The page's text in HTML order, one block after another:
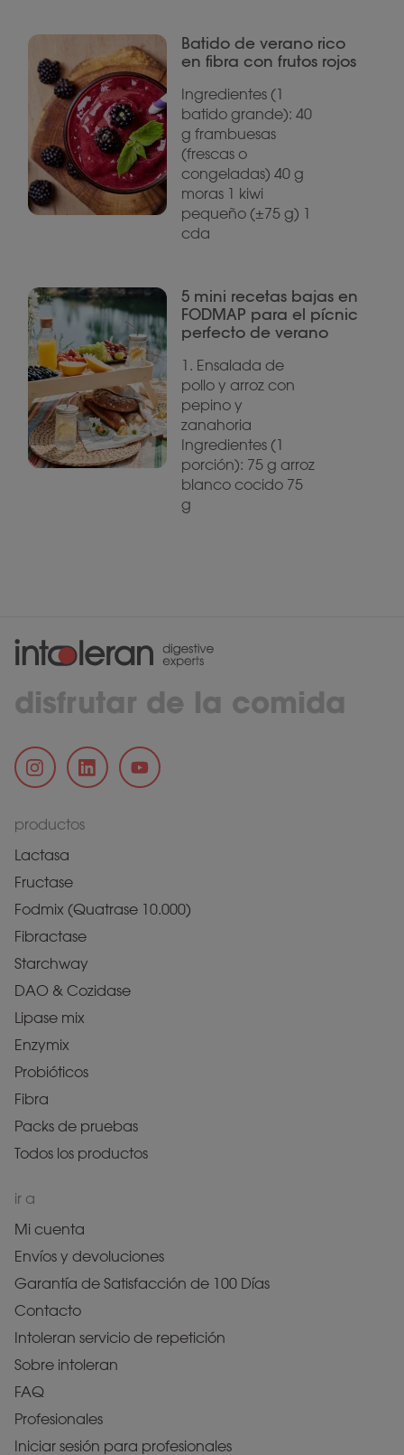
Batido de verano rico
en fibra con frutos rojos
Ingredientes (1
batido grande): 40
g frambuesas
(frescas o
congeladas) 40 g
moras 1 kiwi
pequeño (±75 g) 1
cda
5 mini recetas bajas en
FODMAP para el pícnic
perfecto de verano
1. Ensalada de
pollo y arroz con
pepino y
zanahoria
Ingredientes (1
porción): 75 g arroz
blanco cocido 75
g
disfrutar de la comida
productos
Lactasa
Fructase
Fodmix (Quatrase 10.000)
Fibractase
Starchway
DAO & Cozidase
Lipase mix
Enzymix
Probióticos
Fibra
Packs de pruebas
Todos los productos
ir a
Mi cuenta
Envíos y devoluciones
Garantía de Satisfacción de 100 Días
Contacto
Intoleran servicio de repetición
Sobre intoleran
FAQ
Profesionales
Iniciar sesión para profesionales